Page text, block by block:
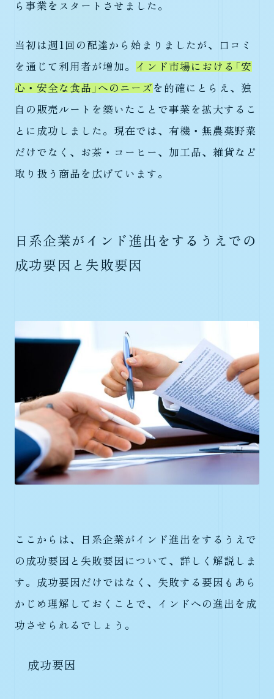
ら事業をスタートさせました。
当初は週1回の配達から始まりましたが、口コミ
を通じて利用者が増加。 インド市場における「安
心・安全な食品」へのニーズ を的確にとらえ、独
自の販売ルートを築いたことで事業を拡大するこ
とに成功しました。現在では、有機・無農薬野菜
だけでなく、お茶・コーヒー、加工品、雑貨など
取り扱う商品を広げています。
日系企業がインド進出をするうえでの
成功要因と失敗要因
ここからは、日系企業がインド進出をするうえで
の成功要因と失敗要因について、詳しく解説しま
す。成功要因だけではなく、失敗する要因もあら
かじめ理解しておくことで、インドへの進出を成
功させられるでしょう。
成功要因